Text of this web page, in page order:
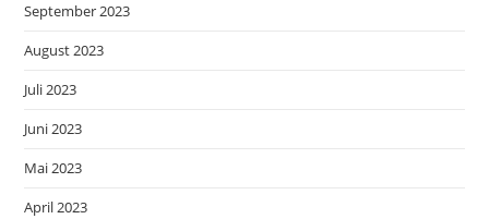
September 2023
August 2023
Juli 2023
Juni 2023
Mai 2023
April 2023